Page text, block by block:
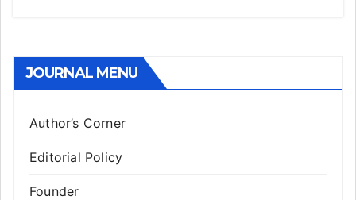
JOURNAL MENU
Author’s Corner
Editorial Policy
Founder